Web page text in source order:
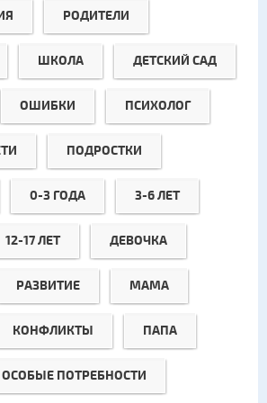
РОДИТЕЛИ
ШКОЛА ДЕТСКИЙ САД
ОШИБКИ ПСИХОЛОГ
ПОДРОСТКИ
0-3 ГОДА 3-6 ЛЕТ
12-17 ЛЕТ ДЕВОЧКА
РАЗВИТИЕ МАМА
КОНФЛИКТЫ ПАПА
ОСОБЫЕ ПОТРЕБНОСТИ